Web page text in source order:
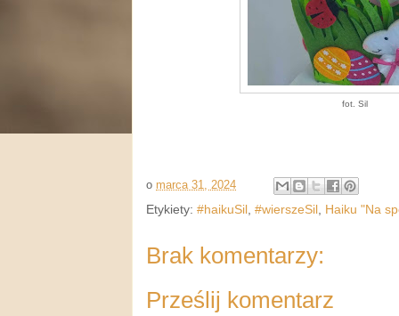
fot. Sil
o marca 31, 2024
Etykiety: #haikuSil #wierszeSil Haiku "Na
Brak komentarzy:
Prześlij komentarz